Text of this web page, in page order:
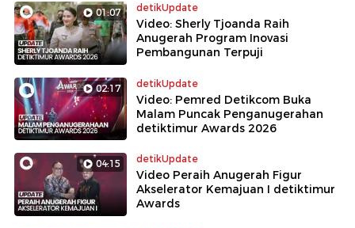
01:07 detikUpdate
Video: Sherly Tjoanda Raih
Anugerah Program Inovasi
Pembangunan Terpuji
02:17 detikUpdate
Video: Pemred Detikcom Buka
Malam Puncak Penganugerahan
detiktimur Awards 2026
04:15 detikUpdate
Video Peraih Anugerah Figur
Akselerator Kemajuan I detiktimur
Awards